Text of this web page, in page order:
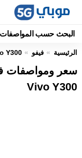
البحث حسب المواصفات
الرئيسية فيفو Y300
Vivo Y300